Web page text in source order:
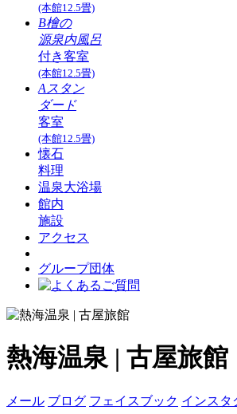
(本館12.5畳)
B檜の
源泉内風呂
付き客室
(本館12.5畳)
Aスタン
ダード
客室
(本館12.5畳)
懐石
料理
温泉大浴場
館内
施設
アクセス
グループ団体
熱海温泉 | 古屋旅館
メール ブログ フェイスブック インスタ